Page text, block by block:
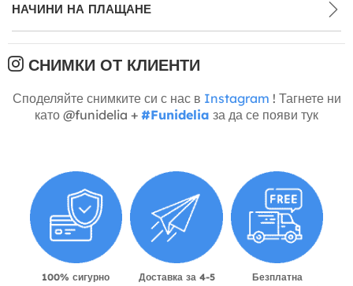
НАЧИНИ НА ПЛАЩАНЕ
СНИМКИ ОТ КЛИЕНТИ
Споделяйте снимките си с нас в Instagram ! Тагнете ни
като @funidelia + #Funidelia за да се появи тук
100% сигурно
Доставка за 4-5
Безплатна